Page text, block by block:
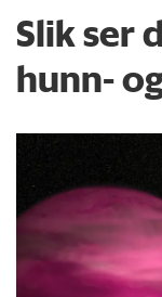
Slik ser
hunn-